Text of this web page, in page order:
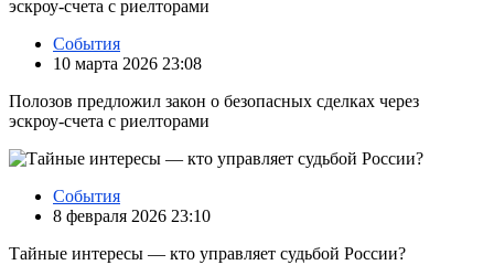
События
10 марта 2026 23:08
Полозов предложил закон о безопасных сделках через
эскроу‑счета с риелторами
События
8 февраля 2026 23:10
Тайные интересы — кто управляет судьбой России?